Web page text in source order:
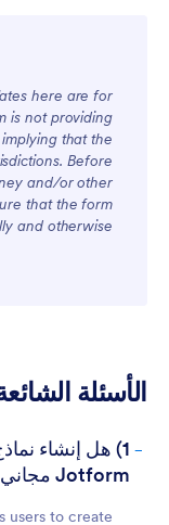
here are for
is not providing
that the
Before
and/or other
that the form
and otherwise.
الأسئلة
- 1) هل إنشاء
Jotform مجاني؟
users to create